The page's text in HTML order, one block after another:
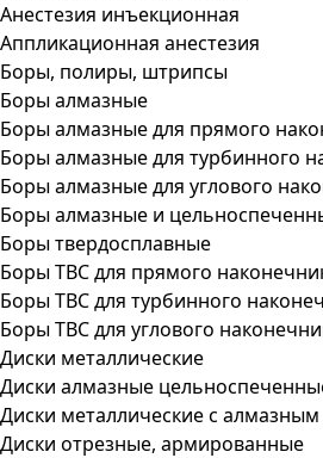
Анестезия инъекционная
Аппликационная анестезия
Боры, полиры, штрипсы
Боры алмазные
Боры алмазные для прямого
Боры алмазные для турбинного
Боры алмазные для углового
Боры алмазные и
Боры твердосплавные
Боры ТВС для прямого
Боры ТВС для турбинного
Боры ТВС для углового
Диски металлические
Диски алмазные
Диски металлические с
Диски отрезные, армированные